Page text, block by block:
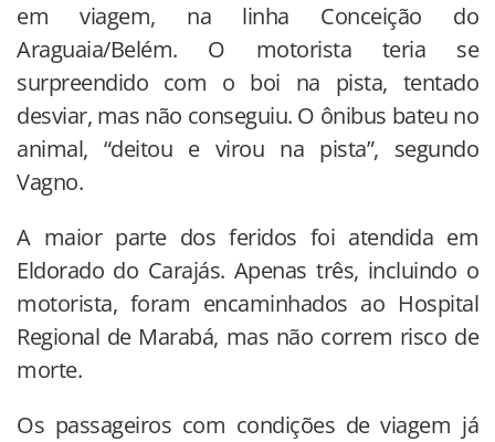
em viagem, na linha Conceição do
Araguaia/Belém. O motorista teria se
surpreendido com o boi na pista, tentado
desviar, mas não conseguiu. O ônibus bateu no
animal, “deitou e virou na pista”, segundo
Vagno.
A maior parte dos feridos foi atendida em
Eldorado do Carajás. Apenas três, incluindo o
motorista, foram encaminhados ao Hospital
Regional de Marabá, mas não correm risco de
morte.
Os passageiros com condições de viagem já